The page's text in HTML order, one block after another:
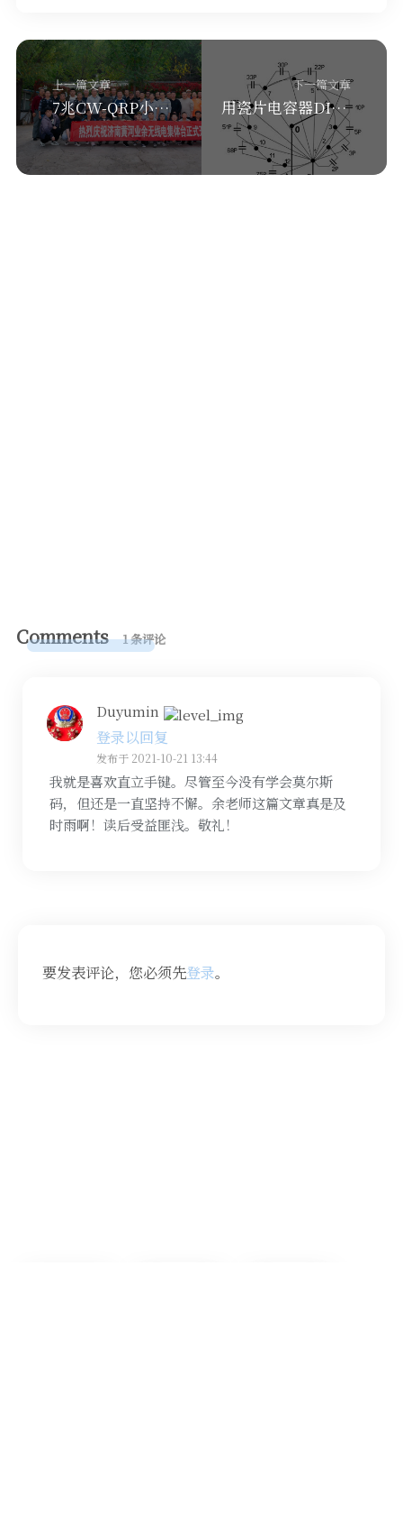
上一篇文章
7兆CW-QRP小电路板焊接说明BA4II
下一篇文章
用瓷片电容器DIY可变电容器
Comments 1 条评论
Duyumin
登录以回复
发布于 2021-10-21 13:44
我就是喜欢直立手键。尽管至今没有学会莫尔斯
码，但还是一直坚持不懈。余老师这篇文章真是及
时雨啊！读后受益匪浅。敬礼！
要发表评论，您必须先登录。